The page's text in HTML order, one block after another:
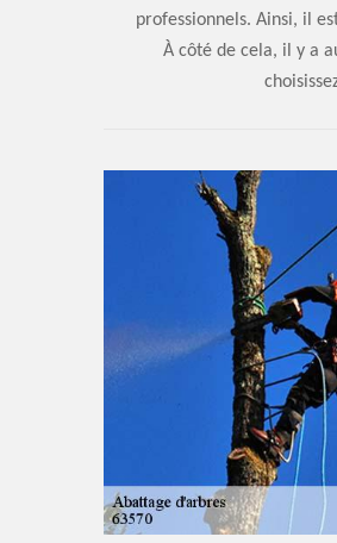
professionnels. Ainsi, il
À côté de cela, il y a